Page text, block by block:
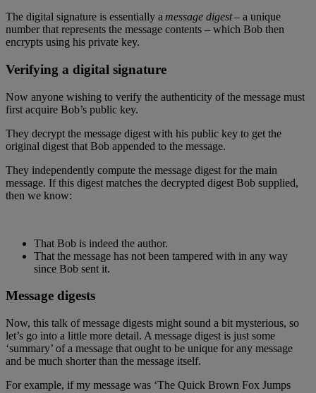
The digital signature is essentially a message digest– a unique
number that represents the message contents – which Bob then
encrypts using his private key.
Verifying a digital signature
Now anyone wishing to verify the authenticity of the message must
first acquire Bob’s public key.
They decrypt the message digest with his public key to get the
original digest that Bob appended to the message.
They independently compute the message digest for the main
message. If this digest matches the decrypted digest Bob supplied,
then we know:
That Bob is indeed the author.
That the message has not been tampered with in any way
since Bob sent it.
Message digests
Now, this talk of message digests might sound a bit mysterious, so
let’s go into a little more detail. A message digest is just some
‘summary’ of a message that ought to be unique for any message
and be much shorter than the message itself.
For example, if my message was ‘The Quick Brown Fox Jumps